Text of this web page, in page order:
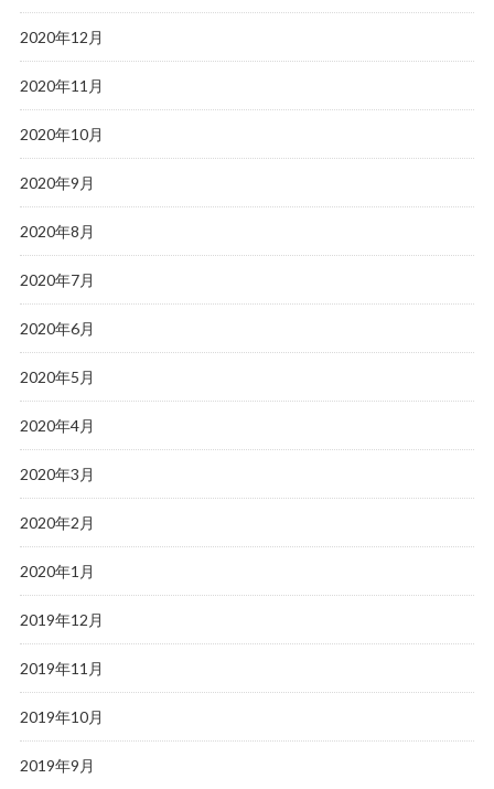
2020年12月
2020年11月
2020年10月
2020年9月
2020年8月
2020年7月
2020年6月
2020年5月
2020年4月
2020年3月
2020年2月
2020年1月
2019年12月
2019年11月
2019年10月
2019年9月